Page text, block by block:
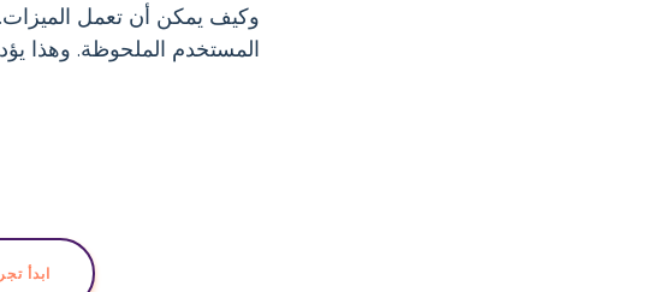
وكيف يمكن أن تعمل
المستخدم الملحوظة. وهذا
ابدأ